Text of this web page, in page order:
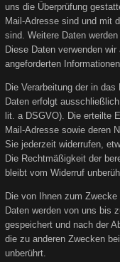
uns die Überprüfung
Mail-Adresse sind und mit
sind. Weitere Daten
Diese Daten verwenden
angeforderten
Die Verarbeitung der in
Daten erfolgt
lit. a DSGVO). Die erteilte
Mail-Adresse sowie deren
Sie jederzeit widerrufen,
Die Rechtmäßigkeit der
bleibt vom Widerruf
Die von Ihnen zum
Daten werden von uns bis
gespeichert und nach der
die zu anderen Zwecken
unberührt.